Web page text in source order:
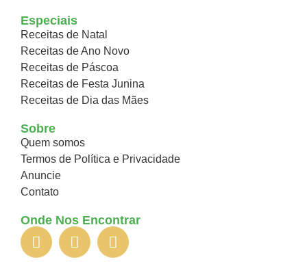
Especiais
Receitas de Natal
Receitas de Ano Novo
Receitas de Páscoa
Receitas de Festa Junina
Receitas de Dia das Mães
Sobre
Quem somos
Termos de Política e Privacidade
Anuncie
Contato
Onde Nos Encontrar